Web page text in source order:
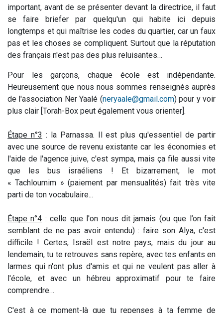
important, avant de se présenter devant la directrice, il faut
se faire briefer par quelqu'un qui habite ici depuis
longtemps et qui maîtrise les codes du quartier, car un faux
pas et les choses se compliquent. Surtout que la réputation
des français n'est pas des plus reluisantes…
Pour les garçons, chaque école est indépendante.
Heureusement que nous nous sommes renseignés auprès
de l'association Ner Yaalé (neryaale@gmail.com) pour y voir
plus clair [Torah-Box peut également vous orienter].
Étape n°3 : la Parnassa. Il est plus qu'essentiel de partir
avec une source de revenu existante car les économies et
l'aide de l'agence juive, c'est sympa, mais ça file aussi vite
que les bus israéliens ! Et bizarrement, le mot
« Tachloumim » (paiement par mensualités) fait très vite
parti de ton vocabulaire...
Étape n°4 : celle que l'on nous dit jamais (ou que l’on fait
semblant de ne pas avoir entendu) : faire son Alya, c'est
difficile ! Certes, Israël est notre pays, mais du jour au
lendemain, tu te retrouves sans repère, avec tes enfants en
larmes qui n'ont plus d'amis et qui ne veulent pas aller à
l'école, et avec un hébreu approximatif pour te faire
comprendre…
C'est à ce moment-là que tu repenses à ta femme de